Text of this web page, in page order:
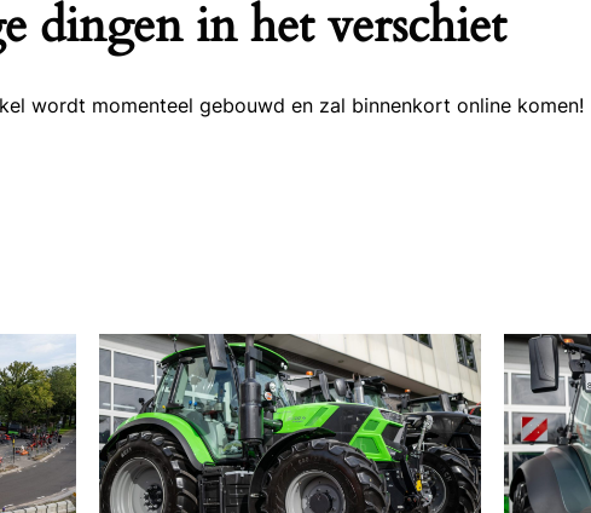
dingen in het verschiet
wordt momenteel gebouwd en zal binnenkort online komen!